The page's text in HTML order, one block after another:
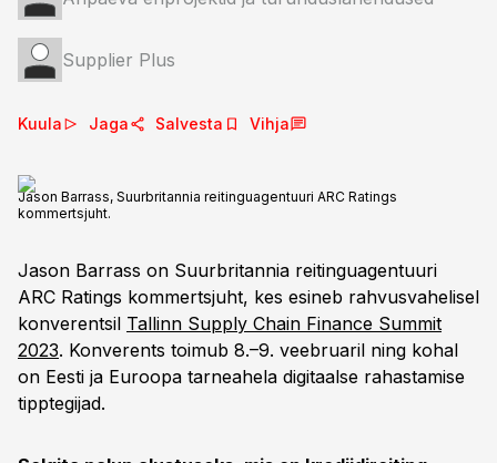
Supplier Plus
Kuula Jaga Salvesta Vihja
Jason Barrass, Suurbritannia reitinguagentuuri ARC Ratings
kommertsjuht.
Jason Barrass on Suurbritannia reitinguagentuuri
ARC Ratings kommertsjuht, kes esineb rahvusvahelisel
konverentsil Tallinn Supply Chain Finance Summit
2023. Konverents toimub 8.–9. veebruaril ning kohal
on Eesti ja Euroopa tarneahela digitaalse rahastamise
tipptegijad.